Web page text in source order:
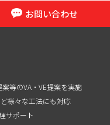
お問い合わせ
等のVA・VE提案を実施
様々な工法にも対応
サポート